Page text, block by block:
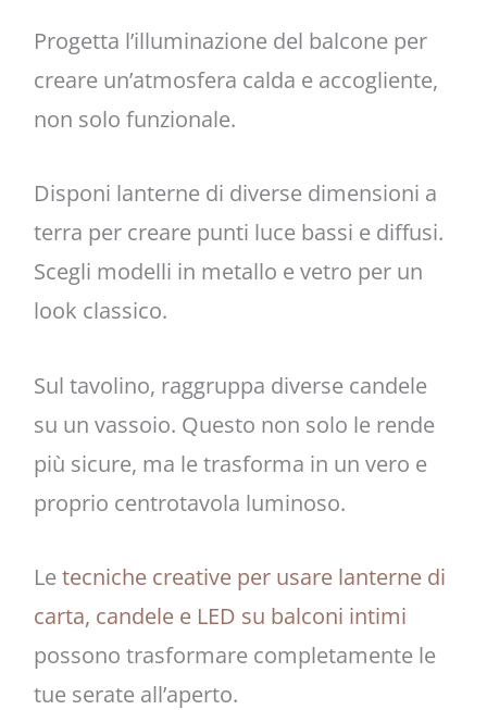
Progetta l’illuminazione del balcone per
creare un’atmosfera calda e accogliente,
non solo funzionale.
Disponi lanterne di diverse dimensioni a
terra per creare punti luce bassi e diffusi.
Scegli modelli in metallo e vetro per un
look classico.
Sul tavolino, raggruppa diverse candele
su un vassoio. Questo non solo le rende
più sicure, ma le trasforma in un vero e
proprio centrotavola luminoso.
Letecniche creative per usare lanterne di
carta, candele e LED su balconi intimi
possono trasformare completamente le
tue serate all’aperto.